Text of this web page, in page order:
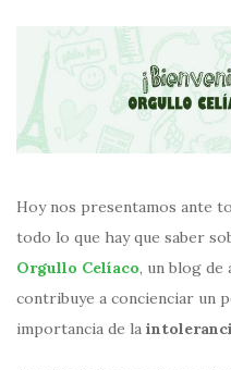
Hoy nos presentamos ante
todo lo que hay que saber
Orgullo Celíaco, un blog de
contribuye a concienciar un
importancia de la